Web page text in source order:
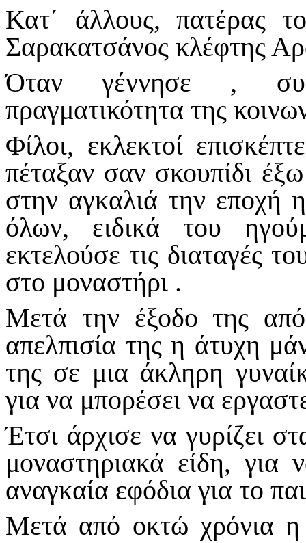
Κατ΄ άλλους, πατέρας
Σαρακατσάνος κλέφτης
Όταν γέννησε ,
πραγματικότητα της
Φίλοι, εκλεκτοί
πέταξαν σαν σκουπίδι
στην αγκαλιά την εποχή
όλων, ειδικά του
εκτελούσε τις διαταγές
στο μοναστήρι .
Μετά την έξοδο της
απελπισία της η άτυχη
της σε μια άκληρη
για να μπορέσει να
Έτσι άρχισε να γυρίζει
μοναστηριακά είδη, για
αναγκαία εφόδια για το
Μετά από οκτώ χρόνια η